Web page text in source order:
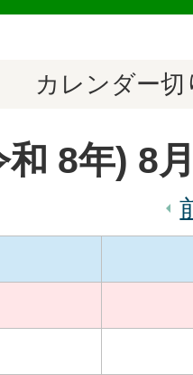
カレンダー切
和 8年) 8